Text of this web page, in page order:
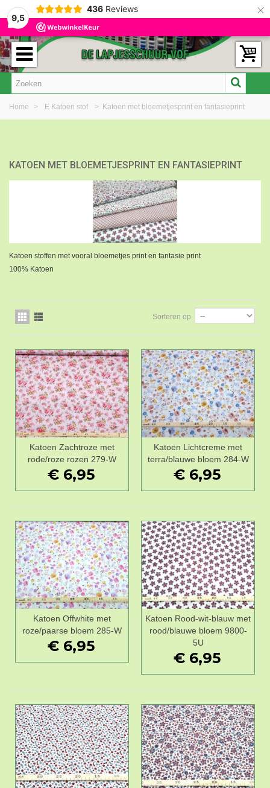
9,5
436 Reviews ×
Home > E Katoen stof > Katoen met bloemetjesprint en fantasieprint
KATOEN MET BLOEMETJESPRINT EN FANTASIEPRINT
Katoen stoffen met vooral bloemetjes print en fantasie print
100% Katoen
Sorteren op
Katoen Zachtroze met
rode/roze rozen 279-W
€ 6,95
Katoen Lichtcreme met
terra/blauwe bloem 284-W
€ 6,95
Katoen Offwhite met
roze/paarse bloem 285-W
€ 6,95
Katoen Rood-wit-blauw met
rood/blauwe bloem 9800-
5U
€ 6,95